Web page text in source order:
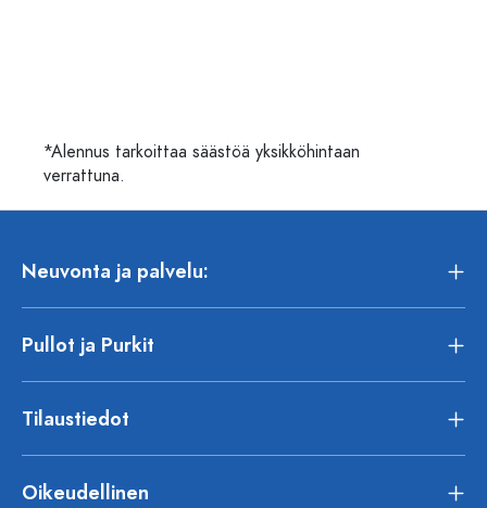
*Alennus tarkoittaa säästöä yksikköhintaan
verrattuna.
Neuvonta ja palvelu:
Pullot ja Purkit
Tilaustiedot
Oikeudellinen